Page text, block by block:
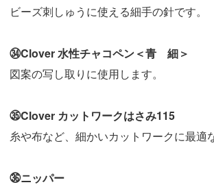
ビーズ刺しゅうに使える細手の針です。
㉞Clover 水性チャコペン＜青 細＞
図案の写し取りに使用します。
㉟Clover カットワークはさみ115
糸や布など、細かいカットワークに最適
㊱ニッパー